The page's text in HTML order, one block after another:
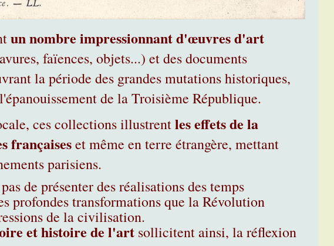
un nombre impressionnant d'œuvres d'art
faïences, objets...) et des documents
la période des grandes mutations historiques,
de la Troisième République.
ces collections illustrentles effets de la
françaiseset même en terre étrangère, mettant
parisiens.
de présenter des réalisations des temps
transformations que la Révolution
de la civilisation.
et histoire de l'artsollicitent ainsi, la réflexion